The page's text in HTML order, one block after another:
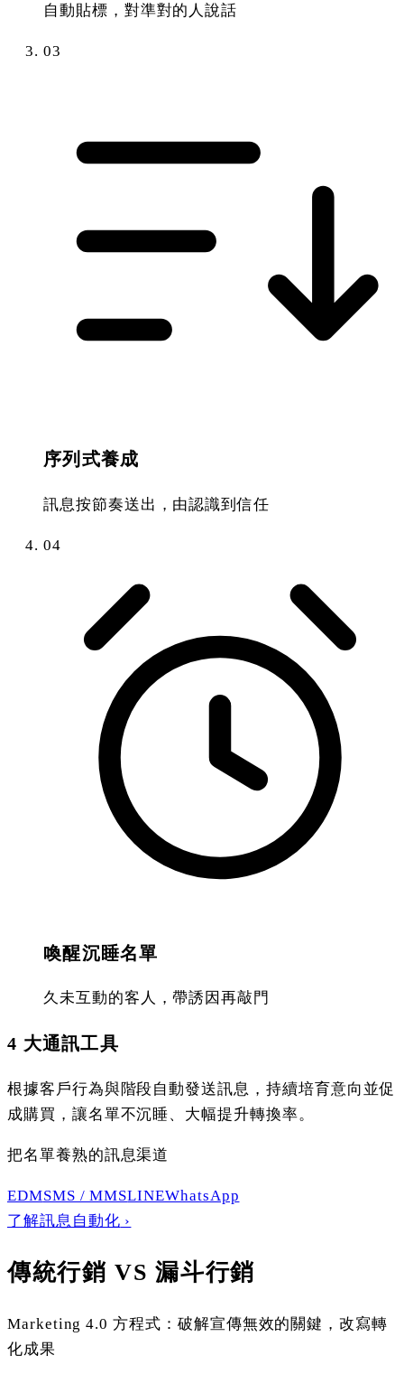
自動貼標，對準對的人說話
03
序列式養成
訊息按節奏送出，由認識到信任
04
喚醒沉睡名單
久未互動的客人，帶誘因再敲門
4 大通訊工具
根據客戶行為與階段自動發送訊息，持續培育意向並促
成購買，讓名單不沉睡、大幅提升轉換率。
把名單養熟的訊息渠道
EDMSMS / MMSLINEWhatsApp
了解訊息自動化 ›
傳統行銷 VS 漏斗行銷
Marketing 4.0 方程式：破解宣傳無效的關鍵，改寫轉
化成果